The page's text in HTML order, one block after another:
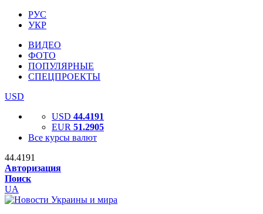
РУС
УКР
ВИДЕО
ФОТО
ПОПУЛЯРНЫЕ
СПЕЦПРОЕКТЫ
USD
USD 44.4191
EUR 51.2905
Все курсы валют
44.4191
Авторизация
Поиск
UA